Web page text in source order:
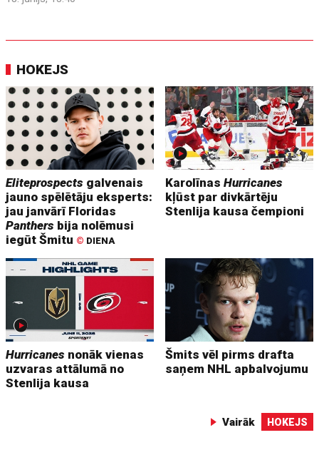
HOKEJS
Eliteprospects galvenais
jauno spēlētāju eksperts:
jau janvārī Floridas
Panthers bija nolēmusi
iegūt Šmitu © DIENA
KarolīnasHurricanes
kļūst par divkārtēju
Stenlija kausa čempioni
Hurricanes nonāk vienas
uzvaras attālumā no
Stenlija kausa
Šmits vēl pirms drafta
saņem NHL apbalvojumu
Vairāk HOKEJS